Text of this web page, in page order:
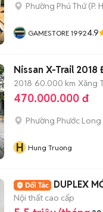
Phường Phú Thứ(P.
GAMESTORE 19924.9
Nissan X-Trail 2018
2018 60.000 km Xăng
470.000.000 đ
Phường Phước Long
H Hung Truong
DUPLEX
Nội thất cao cấp